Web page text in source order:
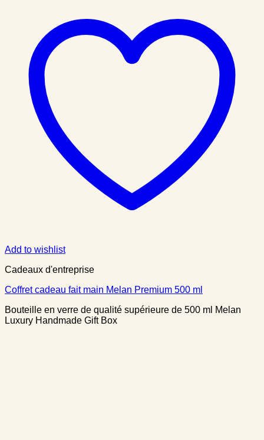
Add to wishlist
Cadeaux d'entreprise
Coffret cadeau fait main Melan Premium 500 ml
Bouteille en verre de qualité supérieure de 500 ml Melan
Luxury Handmade Gift Box